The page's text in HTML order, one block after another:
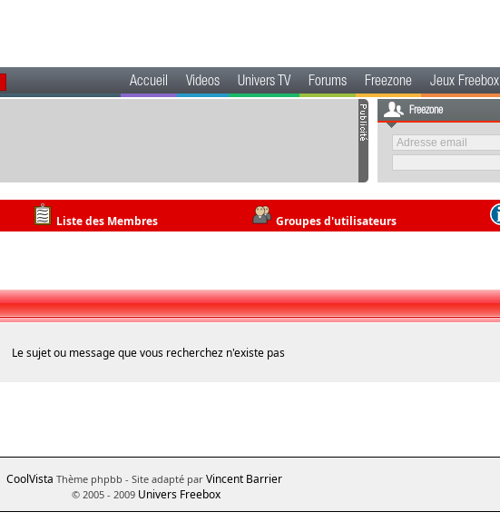
Accueil Videos Univers TV Forums Freezone Jeux Freebox
Freezone
Liste des Membres Groupes d'utilisateurs
Le sujet ou message que vous recherchez n'existe pas
CoolVista Thème phpbb - Site adapté par Vincent Barrier
© 2005 - 2009 Univers Freebox